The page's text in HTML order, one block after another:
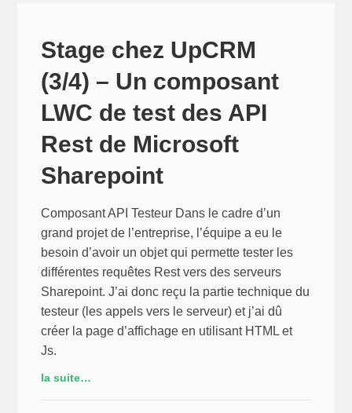
(4/4)
–
Un
LWC
de
Sharepoint
Salesforce
Stage chez UpCRM
(3/4) – Un composant
LWC de test des API
Rest de Microsoft
Sharepoint
Composant API Testeur Dans le cadre d’un
grand projet de l’entreprise, l’équipe a eu le
besoin d’avoir un objet qui permette tester les
différentes requêtes Rest vers des serveurs
Sharepoint. J’ai donc reçu la partie technique du
testeur (les appels vers le serveur) et j’ai dû
créer la page d’affichage en utilisant HTML et
Js.
la suite…